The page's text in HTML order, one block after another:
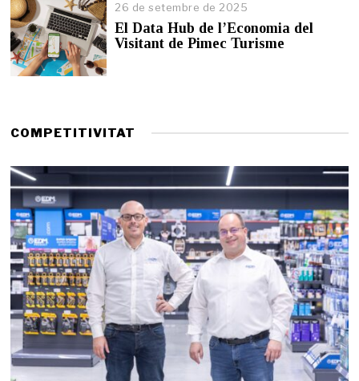
r
d
e
26 de setembre de 2025
El Data Hub de l’Economia del
Visitant de Pimec Turisme
COMPETITIVITAT